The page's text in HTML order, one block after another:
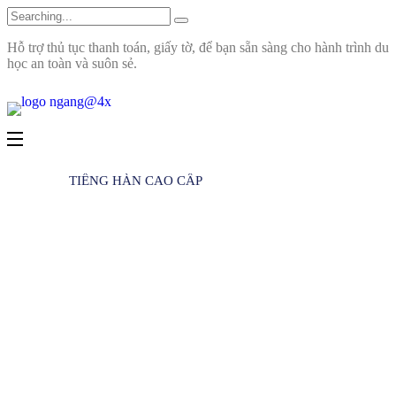
Hỗ trợ thủ tục thanh toán, giấy tờ, để bạn sẵn sàng cho hành trình du
học an toàn và suôn sẻ.
TIẾNG HÀN CAO CẤP